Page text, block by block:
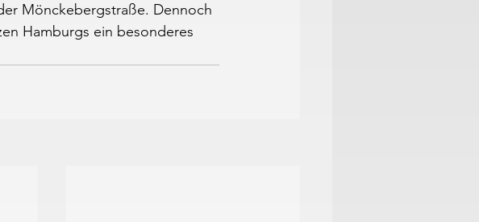
Mönckebergstraße. Dennoch
Hamburgs ein besonderes